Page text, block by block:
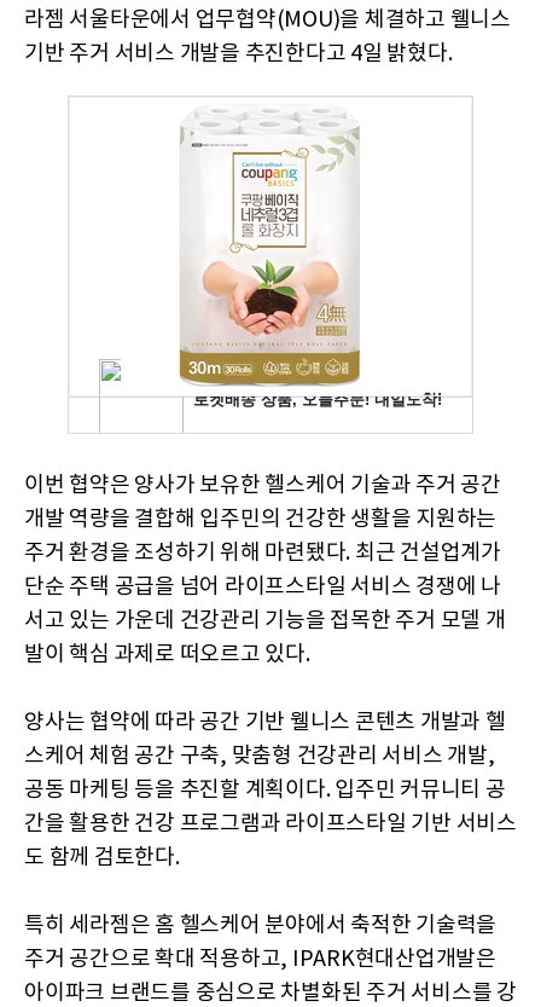
라젬 서울타운에서 업무협약(MOU)을 체결하고 웰니스
기반 주거 서비스 개발을 추진한다고 4일 밝혔다.
이번 협약은 양사가 보유한 헬스케어 기술과 주거 공간
개발 역량을 결합해 입주민의 건강한 생활을 지원하는
주거 환경을 조성하기 위해 마련됐다. 최근 건설업계가
단순 주택 공급을 넘어 라이프스타일 서비스 경쟁에 나
서고 있는 가운데 건강관리 기능을 접목한 주거 모델 개
발이 핵심 과제로 떠오르고 있다.
양사는 협약에 따라 공간 기반 웰니스 콘텐츠 개발과 헬
스케어 체험 공간 구축, 맞춤형 건강관리 서비스 개발,
공동 마케팅 등을 추진할 계획이다. 입주민 커뮤니티 공
간을 활용한 건강 프로그램과 라이프스타일 기반 서비스
도 함께 검토한다.
특히 세라젬은 홈 헬스케어 분야에서 축적한 기술력을
주거 공간으로 확대 적용하고, IPARK현대산업개발은
아이파크 브랜드를 중심으로 차별화된 주거 서비스를 강